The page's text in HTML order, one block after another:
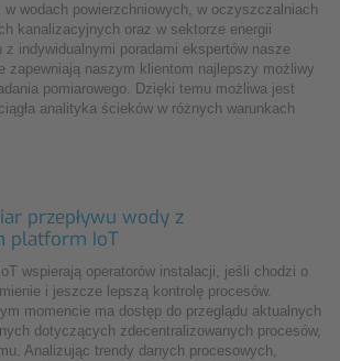
w wodach powierzchniowych, w oczyszczalniach
kanalizacyjnych oraz w sektorze energii
z indywidualnymi poradami ekspertów nasze
zapewniają naszym klientom najlepszy możliwy
pomiarowego. Dzięki temu możliwa jest
analityka ścieków w różnych warunkach
przepływu wody z
platform IoT
wspierają operatorów instalacji, jeśli chodzi o
i jeszcze lepszą kontrolę procesów.
momencie ma dostęp do przeglądu aktualnych
dotyczących zdecentralizowanych procesów,
Analizując trendy danych procesowych,